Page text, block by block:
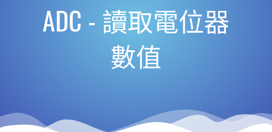
ADC - 讀取電位器
數值